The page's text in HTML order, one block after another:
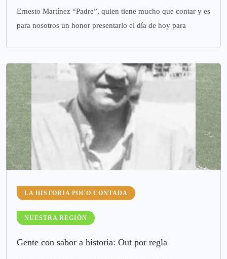
Ernesto Martínez “Padre”, quien tiene mucho que contar y es
para nosotros un honor presentarlo el día de hoy para
LA HISTORIA POCO CONTADA
NUESTRA REGIÓN
Gente con sabor a historia: Out por regla